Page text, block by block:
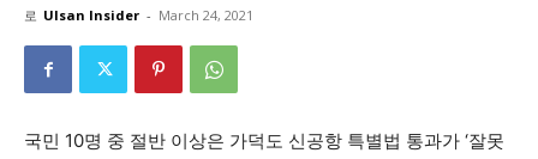
로 Ulsan Insider - March 24, 2021
국민 10명 중 절반 이상은 가덕도 신공항 특별법 통과가 ‘잘못